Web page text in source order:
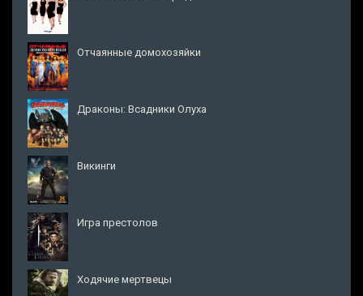
Отчаянные домохозяйки
Драконы: Всадники Олуха
Викинги
Игра престолов
Ходячие мертвецы